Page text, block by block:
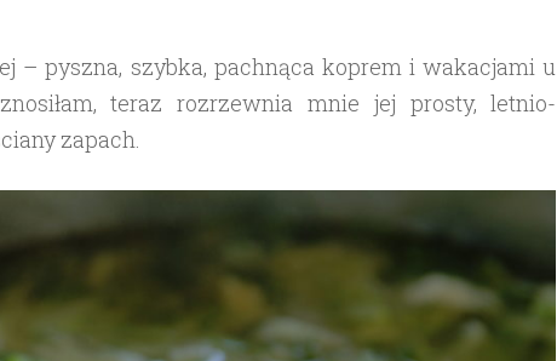
– pyszna, szybka, pachnąca koprem i wakacjami u
teraz rozrzewnia mnie jej prosty, letnio-
zapach.